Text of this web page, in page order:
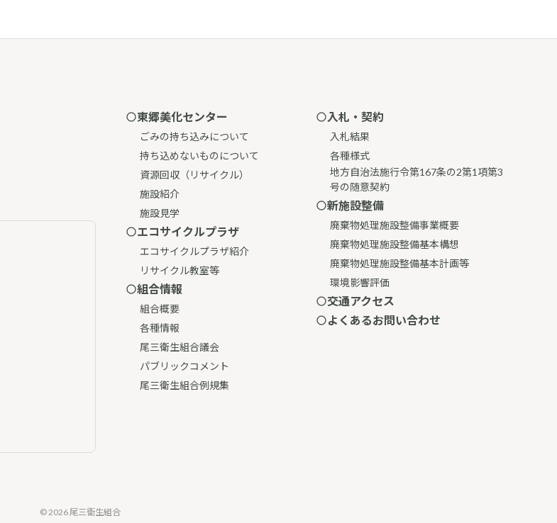
東郷美化センター
ごみの持ち込みについて
持ち込めないものについて
資源回収（リサイクル）
施設紹介
施設見学
エコサイクルプラザ
エコサイクルプラザ紹介
リサイクル教室等
組合情報
組合概要
各種情報
尾三衛生組合議会
パブリックコメント
尾三衛生組合例規集
入札・契約
入札結果
各種様式
地方自治法施行令第167条の2第1項第3
号の随意契約
新施設整備
廃棄物処理施設整備事業概要
廃棄物処理施設整備基本構想
廃棄物処理施設整備基本計画等
環境影響評価
交通アクセス
よくあるお問い合わせ
© 2026 尾三衛生組合